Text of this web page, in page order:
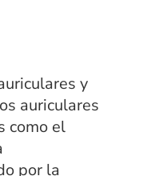
y
auriculares
como el
por la